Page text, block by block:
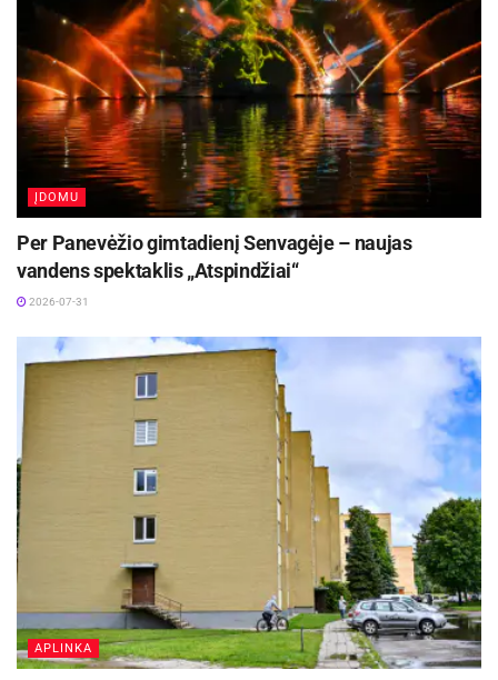
ĮDOMU
Per Panevėžio gimtadienį Senvagėje – naujas
vandens spektaklis „Atspindžiai“
2026-07-31
APLINKA